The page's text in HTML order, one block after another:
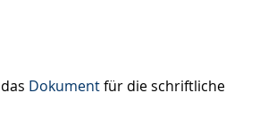
Dokumentfür die schriftliche